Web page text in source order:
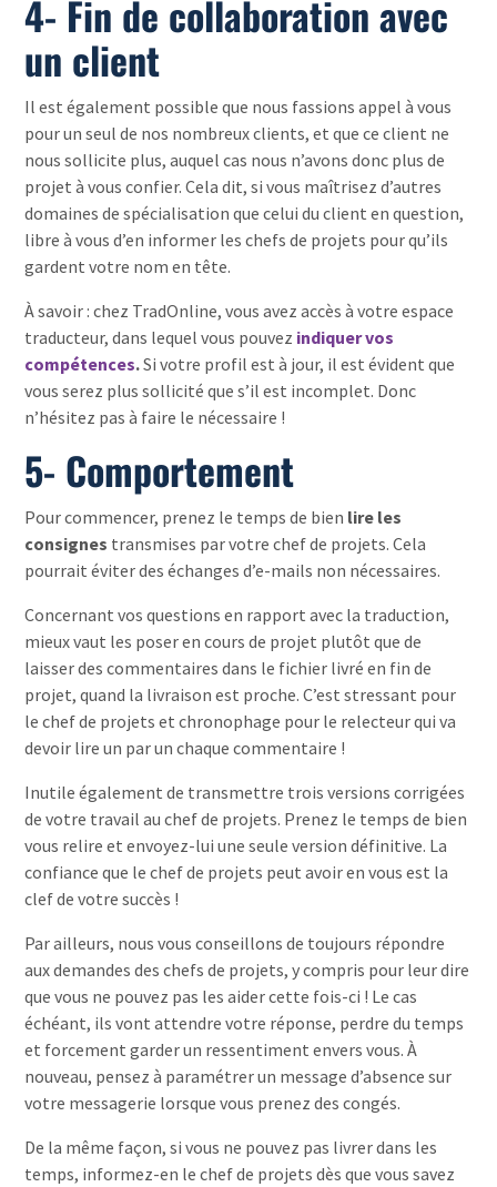
4- Fin de collaboration avec
un client
Il est également possible que nous fassions appel à vous
pour un seul de nos nombreux clients, et que ce client ne
nous sollicite plus, auquel cas nous n’avons donc plus de
projet à vous confier. Cela dit, si vous maîtrisez d’autres
domaines de spécialisation que celui du client en question,
libre à vous d’en informer les chefs de projets pour qu’ils
gardent votre nom en tête.
À savoir : chez TradOnline, vous avez accès à votre espace
traducteur, dans lequel vous pouvez indiquer vos
compétences.Si votre profil est à jour, il est évident que
vous serez plus sollicité que s’il est incomplet. Donc
n’hésitez pas à faire le nécessaire !
5- Comportement
Pour commencer, prenez le temps de bien lire les
consignes transmises par votre chef de projets. Cela
pourrait éviter des échanges d’e-mails non nécessaires.
Concernant vos questions en rapport avec la traduction,
mieux vaut les poser en cours de projet plutôt que de
laisser des commentaires dans le fichier livré en fin de
projet, quand la livraison est proche. C’est stressant pour
le chef de projets et chronophage pour le relecteur qui va
devoir lire un par un chaque commentaire !
Inutile également de transmettre trois versions corrigées
de votre travail au chef de projets. Prenez le temps de bien
vous relire et envoyez-lui une seule version définitive. La
confiance que le chef de projets peut avoir en vous est la
clef de votre succès !
Par ailleurs, nous vous conseillons de toujours répondre
aux demandes des chefs de projets, y compris pour leur dire
que vous ne pouvez pas les aider cette fois-ci ! Le cas
échéant, ils vont attendre votre réponse, perdre du temps
et forcement garder un ressentiment envers vous. À
nouveau, pensez à paramétrer un message d’absence sur
votre messagerie lorsque vous prenez des congés.
De la même façon, si vous ne pouvez pas livrer dans les
temps, informez-en le chef de projets dès que vous savez